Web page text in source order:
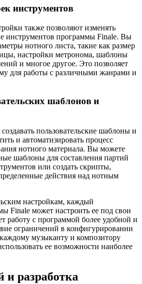
инструментов
также позволяют изменять
инструментов программы Finale. Вы
нотного листа, такие как размер
настройки метронома, шаблоны
и многое другое. Это позволяет
для работы с различными жанрами и
шаблонов и
пользовательские шаблоны и
и автоматизировать процесс
нотного материала. Вы можете
шаблоны для составления партий
или создать скрипты,
действия над нотным
настройкам, каждый
Finale может настроить ее под свои
работу с программой более удобной и
ограничений в конфигурировании
музыканту и композитору
ее возможности наиболее
и разработка